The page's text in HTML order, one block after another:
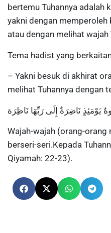
bertemu Tuhannya adalah
yakni dengan
atau dengan melihat wajah
Tema hadist yang
– Yakni besuk di akhirat
melihat Tuhannya dengan
يَوْمَئِذٍ نَاضِرَةٌ إِلَى رَبِّهَا نَاظِرَة
Wajah-wajah (orang-
berseri-seri.Kepada
Qiyamah: 22-23).